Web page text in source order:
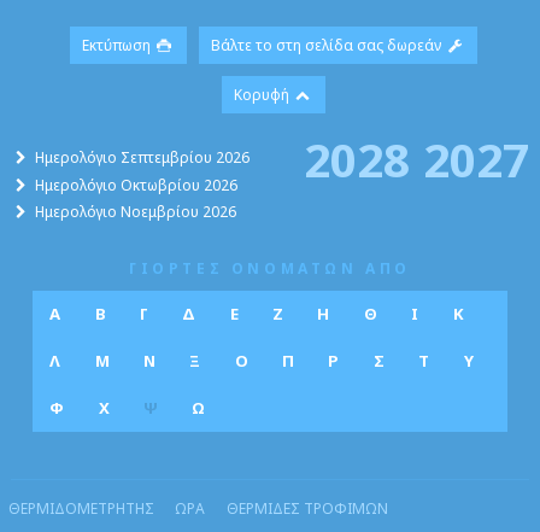
Εκτύπωση Βάλτε το στη σελίδα σας δωρεάν
Κορυφή
Ημερολόγιο Σεπτεμβρίου 2026
Ημερολόγιο Οκτωβρίου 2026
Ημερολόγιο Νοεμβρίου 2026
2027
2028
ΓΙΟΡΤΕΣ ΟΝΟΜΑΤΩΝ ΑΠΟ
Α Β Γ Δ Ε Ζ Η Θ Ι Κ
Λ Μ Ν Ξ Ο Π Ρ Σ Τ Υ
Φ Χ Ψ Ω
ΘΕΡΜΙΔΟΜΕΤΡΗΤΗΣ ΩΡΑ ΘΕΡΜΙΔΕΣ ΤΡΟΦΙΜΩΝ